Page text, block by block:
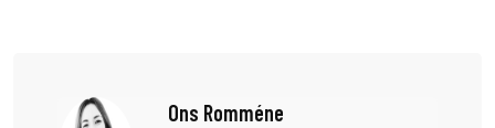
Ons Romméne